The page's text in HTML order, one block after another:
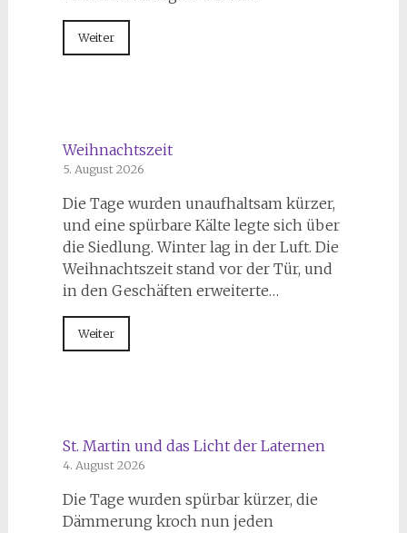
Weiter
Weihnachtszeit
5. August 2026
Die Tage wurden unaufhaltsam kürzer,
und eine spürbare Kälte legte sich über
die Siedlung. Winter lag in der Luft. Die
Weihnachtszeit stand vor der Tür, und
in den Geschäften erweiterte…
Weiter
St. Martin und das Licht der Laternen
4. August 2026
Die Tage wurden spürbar kürzer, die
Dämmerung kroch nun jeden